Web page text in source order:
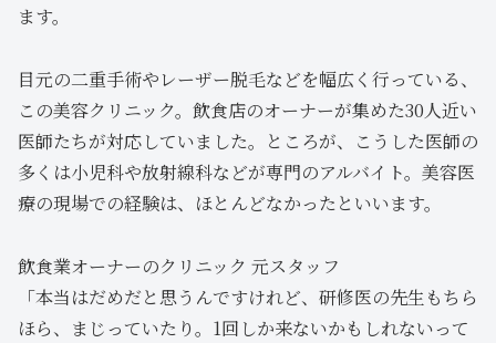
ます。
目元の二重手術やレーザー脱毛などを幅広く行っている、
この美容クリニック。飲食店のオーナーが集めた30人近い
医師たちが対応していました。ところが、こうした医師の
多くは小児科や放射線科などが専門のアルバイト。美容医
療の現場での経験は、ほとんどなかったといいます。
飲食業オーナーのクリニック 元スタッフ
「本当はだめだと思うんですけれど、研修医の先生もちら
ほら、まじっていたり。1回しか来ないかもしれないって